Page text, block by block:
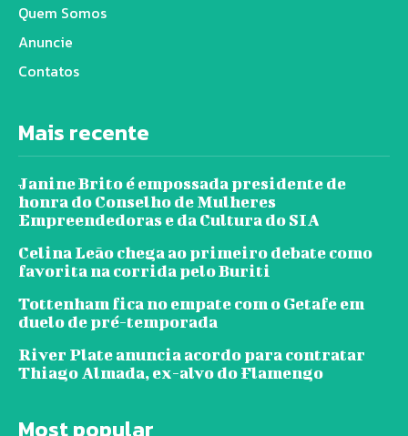
Quem Somos
Anuncie
Contatos
Mais recente
Janine Brito é empossada presidente de
honra do Conselho de Mulheres
Empreendedoras e da Cultura do SIA
Celina Leão chega ao primeiro debate como
favorita na corrida pelo Buriti
Tottenham fica no empate com o Getafe em
duelo de pré-temporada
River Plate anuncia acordo para contratar
Thiago Almada, ex-alvo do Flamengo
Most popular